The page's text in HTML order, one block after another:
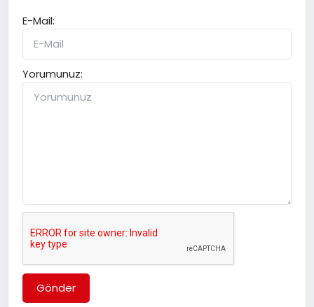
E-Mail:
Yorumunuz:
Gönder